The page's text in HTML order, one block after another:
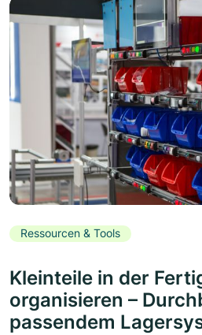
Ressourcen & Tools
Kleinteile in der
organisieren –
passendem